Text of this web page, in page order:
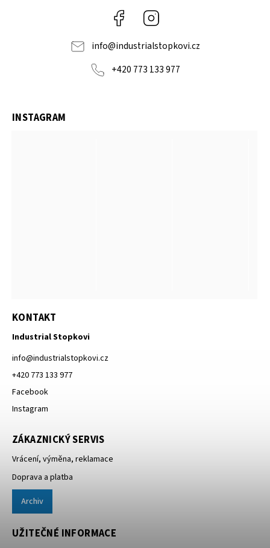
Facebook
info@industrialstopkovi.cz
+420 773 133 977
INSTAGRAM
KONTAKT
Industrial Stopkovi
info@industrialstopkovi.cz
+420 773 133 977
Facebook
Instagram
ZÁKAZNICKÝ SERVIS
Vrácení, výměna, reklamace
Doprava a platba
Archiv
UŽITEČNÉ INFORMACE